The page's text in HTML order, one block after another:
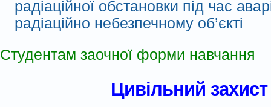
радіаційної обстановки під час
радіаційно небезпечному об’єкті
Студентам заочної форми навчання
Цивільний захист